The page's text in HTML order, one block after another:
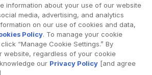
across organizational, corporate
Intralinks’ secure platform
sync and secure file-sharing,
and virtual data room (VDR)
information about your use of our website
media, advertising, and analytics
on our use of cookies and data,
Policy. To manage your cookie
“Manage Cookie Settings.” By
website, regardless of your cookie
our Privacy Policy [and agree